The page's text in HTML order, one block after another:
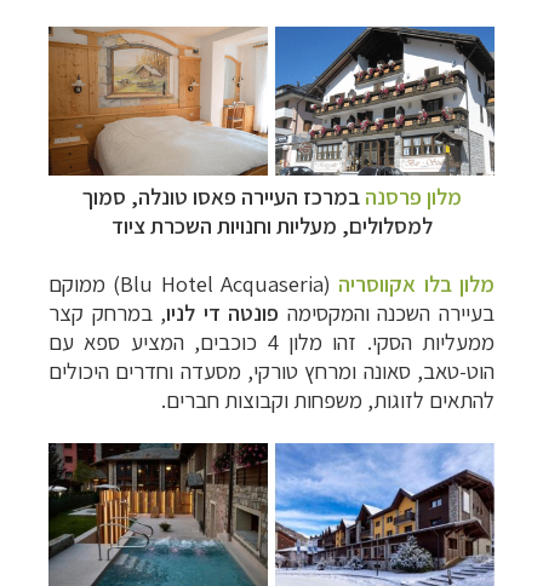
מלון פרסנה במרכז העיירה פאסו טונלה, סמוך
למסלולים, מעליות וחנויות השכרת ציוד
מלון בלו אקווסריה
(Blu Hotel Acquaseria) ממוקם
בעיירה השכנה והמקסימה פונטה די לניו, במרחק קצר
ממעליות הסקי. זהו מלון 4 כוכבים, המציע ספא עם
הוט-טאב, סאונה ומרחץ טורקי, מסעדה וחדרים היכולים
להתאים לזוגות, משפחות וקבוצות חברים.